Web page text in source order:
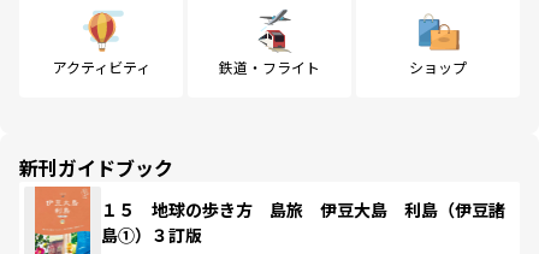
アクティビティ 鉄道・フライト ショップ
新刊ガイドブック
１５ 地球の歩き方 島旅 伊豆大島 利島（伊豆諸
島①）３訂版